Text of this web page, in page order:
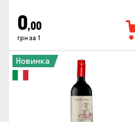
0,00
грн за 1
Новинка